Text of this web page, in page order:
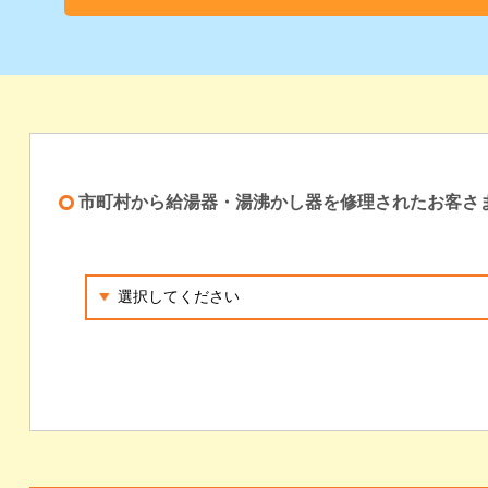
市町村から給湯器・湯沸かし器を修理されたお客さ